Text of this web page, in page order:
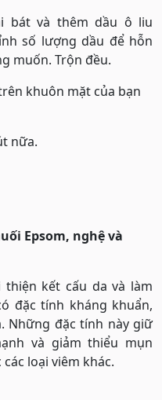
bát và thêm dầu ô liu
số lượng dầu để hỗn
muốn. Trộn đều.
khuôn mặt của bạn
nữa.
Epsom, nghệ và
thiện kết cấu da và làm
đặc tính kháng khuẩn,
Những đặc tính này giữ
và giảm thiểu mụn
loại viêm khác.